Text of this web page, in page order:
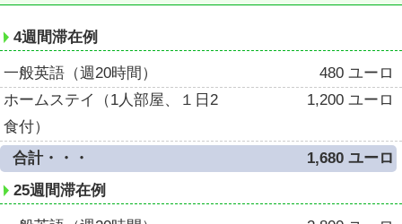
4週間滞在例
一般英語（週20時間）
480 ユーロ
ホームステイ（1人部屋、１日2
食付）
1,200 ユーロ
合計・・・ 1,680 ユーロ
25週間滞在例